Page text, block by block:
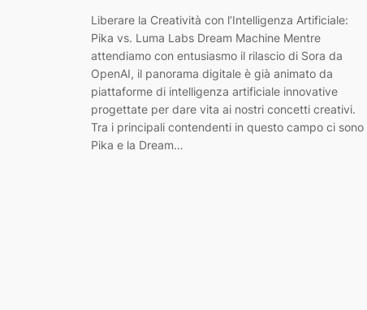
Liberare la Creatività con l’Intelligenza Artificiale:
Pika vs. Luma Labs Dream Machine Mentre
attendiamo con entusiasmo il rilascio di Sora da
OpenAI, il panorama digitale è già animato da
piattaforme di intelligenza artificiale innovative
progettate per dare vita ai nostri concetti creativi.
Tra i principali contendenti in questo campo ci sono
Pika e la Dream…